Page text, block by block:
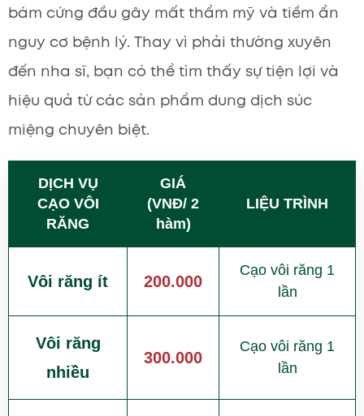
bám cứng đầu gây mất thẩm mỹ và tiềm ẩn
nguy cơ bệnh lý. Thay vì phải thường xuyên
đến nha sĩ, bạn có thể tìm thấy sự tiện lợi và
hiệu quả từ các sản phẩm dung dịch súc
miệng chuyên biệt.
DỊCH VỤ
CẠO VÔI
RĂNG
GIÁ
(VNĐ/ 2
hàm)
LIỆU TRÌNH
Vôi răng ít 200.000
Cạo vôi răng 1
lần
Vôi răng
nhiều
300.000
Cạo vôi răng 1
lần